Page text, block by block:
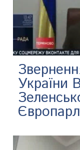
України